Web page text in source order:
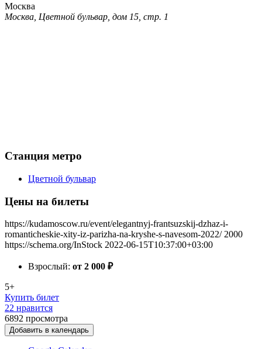
Москва
Москва, Цветной бульвар, дом 15, стр. 1
Станция метро
Цветной бульвар
Цены на билеты
https://kudamoscow.ru/event/elegantnyj-frantsuzskij-dzhaz-i-
romanticheskie-xity-iz-parizha-na-kryshe-s-navesom-2022/ 2000
https://schema.org/InStock 2022-06-15T10:37:00+03:00
Взрослый: от 2 000 ₽
5+
Купить билет
22 нравится
6892 просмотра
Добавить в календарь